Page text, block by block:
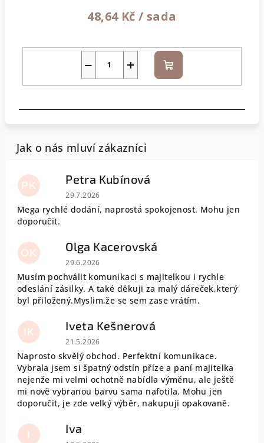
48,64 Kč/ sada
+
− Do
košíku
PK Petra Kubínová
Hodnocení obchodu je 5 z 5 hvězdiček.
29.7.2026
Mega rychlé dodání, naprostá spokojenost. Mohu jen
doporučit.
OK Olga Kacerovská
Hodnocení obchodu je 5 z 5 hvězdiček.
29.6.2026
Musím pochválit komunikaci s majitelkou i rychle
odeslání zásilky. A také děkuji za malý dáreček,který
byl přiložený.Myslim,že se sem zase vrátím.
IK Iveta Kešnerová
Hodnocení obchodu je 5 z 5 hvězdiček.
21.5.2026
Naprosto skvělý obchod. Perfektní komunikace.
Vybrala jsem si špatný odstín příze a paní majitelka
nejenže mi velmi ochotně nabídla výměnu, ale ještě
mi nově vybranou barvu sama nafotila. Mohu jen
doporučit, je zde velký výběr, nakupuji opakovaně.
I Iva